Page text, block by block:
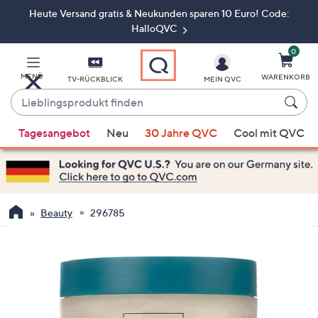
ZumHeute Versand gratis & Neukunden sparen 10 Euro! Code:
HalloQVC
MENÜ TV-RÜCKBLICK
Lieblingsprodukt
finden
Vorschläge
verfügbar
sind,
verwenden
Sie
MEIN QVC
0
WARENKORB
Tagesangebot Neu 30 Jahre QVC Cool mit QVC
Beauty 296785